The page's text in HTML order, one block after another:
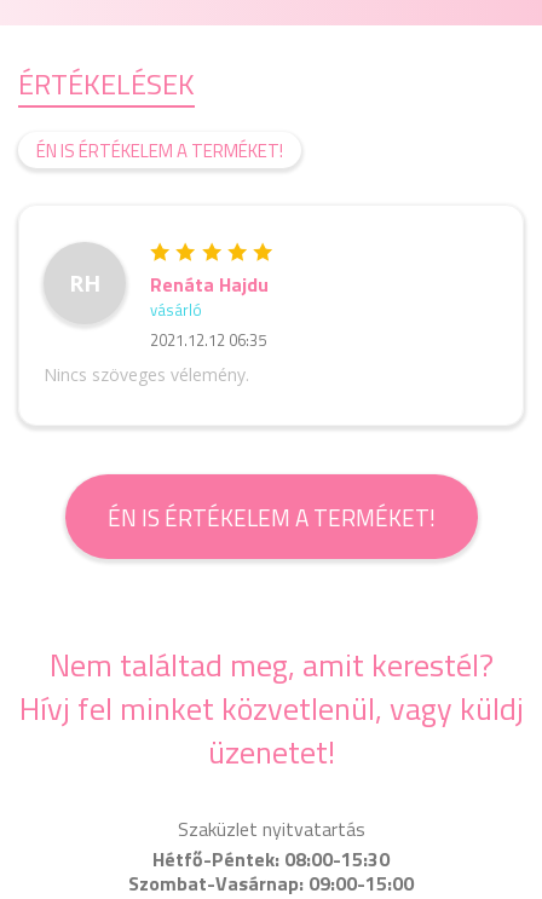
ÉRTÉKELÉSEK
ÉN IS ÉRTÉKELEM A TERMÉKET!
RH Renáta Hajdu
vásárló
2021.12.12 06:35
Nincs szöveges vélemény.
ÉN IS ÉRTÉKELEM A TERMÉKET!
Nem találtad meg, amit kerestél?
Hívj fel minket közvetlenül, vagy küldj
üzenetet!
Szaküzlet nyitvatartás
Hétfő-Péntek: 08:00-15:30
Szombat-Vasárnap: 09:00-15:00